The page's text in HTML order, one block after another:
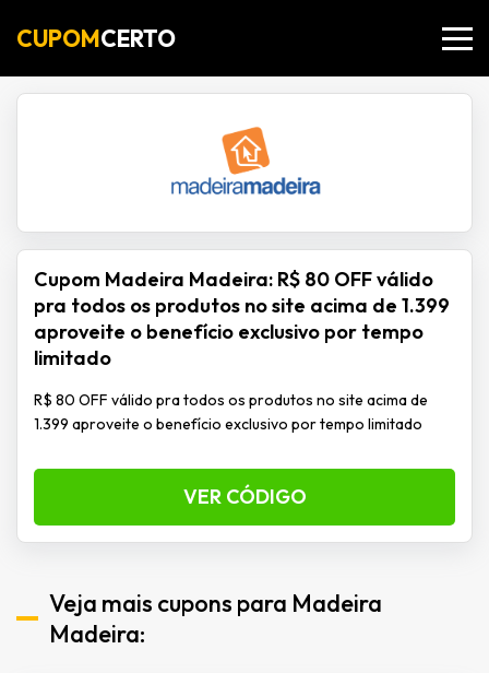
CUPOMCERTO
Cupom Madeira Madeira: R$ 80 OFF válido
pra todos os produtos no site acima de 1.399
aproveite o benefício exclusivo por tempo
limitado
R$ 80 OFF válido pra todos os produtos no site acima de
1.399 aproveite o benefício exclusivo por tempo limitado
VER CÓDIGO
Veja mais cupons para Madeira
Madeira: